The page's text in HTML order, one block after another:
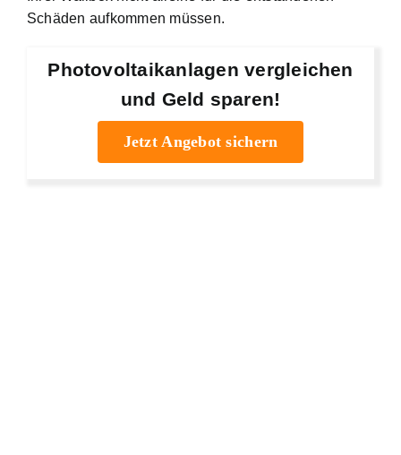
Schäden aufkommen müssen.
Photovoltaikanlagen vergleichen
und Geld sparen!
Jetzt Angebot sichern